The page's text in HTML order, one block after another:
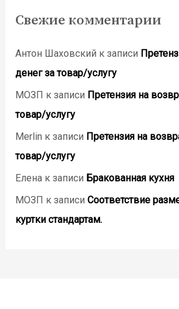
Свежие комментарии
Антон Шаховский к записи
денег за товар/услугу
МОЗП к записи Претензия на
товар/услугу
Merlin к записи Претензия на
товар/услугу
Еленак записи Бракованная кухня
МОЗП к записи Соответствие
куртки стандартам.